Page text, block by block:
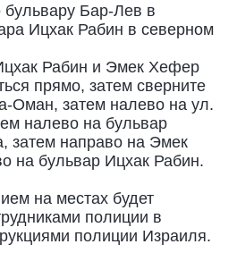
бульвару Бар-Лев в
Ицхак Рабин в северном
Рабин и Эмек Хефер
прямо, затем сверните
Оман, затем налево на ул.
налево на бульвар
затем направо на Эмек
на бульвар Ицхак Рабин.
на местах будет
полиции в
полиции Израиля.